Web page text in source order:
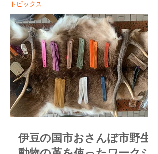
​トピックス
伊豆の国市おさんぽ市野生